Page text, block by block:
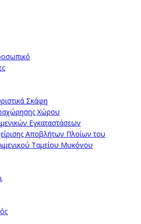
Σκάφη
Χώρου
Εγκαταστάσεων
Αποβλήτων Πλοίων του
Ταμείου Μυκόνου